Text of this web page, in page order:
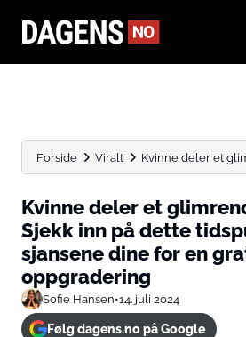
Forside Viralt Kvinne deler et
Kvinne deler et
Sjekk inn på dette
sjansene dine for en
oppgradering
Sofie Hansen•14. juli 2024
Følg dagens.no på Google